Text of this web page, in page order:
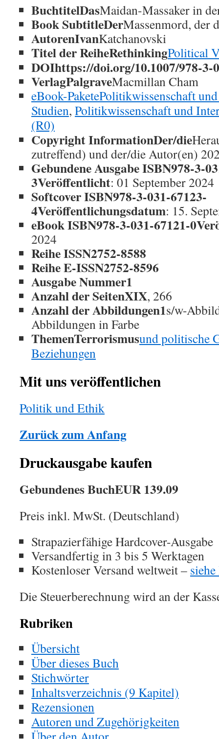
BuchtitelDasMaidan-Massaker in
Book SubtitleDerMassenmord, der
AutorenIvanKatchanovski
Titel der ReiheRethinkingPolitical
DOIhttps://doi.org/10.1007/978-3-
VerlagPalgraveMacmillan Cham
eBook-PaketePolitikwissenschaft
Studien, Politikwissenschaft und
(R0)
Copyright InformationDer/die
zutreffend) und der/die Autor(en)
Gebundene Ausgabe ISBN978-3-
3Veröffentlicht: 01 September 2024
Softcover ISBN978-3-031-67123-
4Veröffentlichungsdatum: 15.
eBook ISBN978-3-031-67121-
2024
Reihe ISSN2752-8588
Reihe E-ISSN2752-8596
Ausgabe Nummer1
Anzahl der SeitenXIX, 266
Anzahl der Abbildungen1s/w-
Abbildungen in Farbe
ThemenTerrorismusund politische
Beziehungen
Mit uns veröffentlichen
Politik und Ethik
Zurück zum Anfang
Druckausgabe kaufen
Gebundenes BuchEUR 139.09
Preis inkl. MwSt. (Deutschland)
Strapazierfähige Hardcover-Ausgabe
Versandfertig in 3 bis 5 Werktagen
Kostenloser Versand weltweit –
Die Steuerberechnung wird an der
Rubriken
Übersicht
Über dieses Buch
Stichwörter
Inhaltsverzeichnis (9 Kapitel)
Rezensionen
Autoren und Zugehörigkeiten